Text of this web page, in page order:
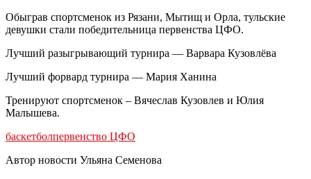
Обыграв спортсменок из Рязани, Мытищ и Орла, тульские
девушки стали победительница первенства ЦФО.
Лучший разыгрывающий турнира — Варвара Кузовлёва
Лучший форвард турнира — Мария Ханина
Тренируют спортсменок – Вячеслав Кузовлев и Юлия
Малышева.
баскетболпервенство ЦФО
Автор новости Ульяна Семенова